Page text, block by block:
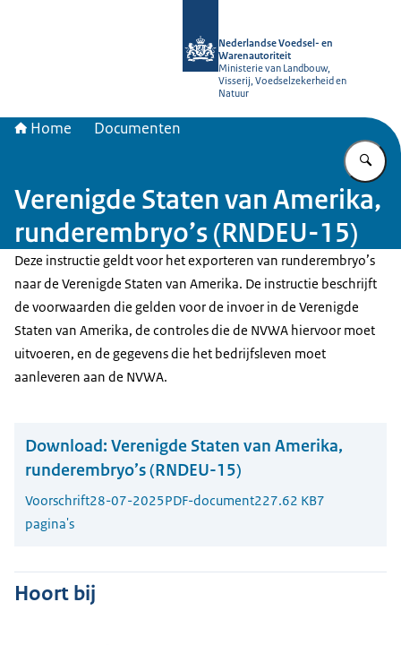
Nederlandse Voedsel- en
Warenautoriteit
Ministerie van Landbouw,
Visserij, Voedselzekerheid en
Natuur
Home Documenten
Verenigde Staten van Amerika,
runderembryo’s (RNDEU-15)
Deze instructie geldt voor het exporteren van runderembryo’s
naar de Verenigde Staten van Amerika. De instructie beschrijft
de voorwaarden die gelden voor de invoer in de Verenigde
Staten van Amerika, de controles die de NVWA hiervoor moet
uitvoeren, en de gegevens die het bedrijfsleven moet
aanleveren aan de NVWA.
Download: Verenigde Staten van Amerika,
runderembryo’s (RNDEU-15)
Voorschrift28-07-2025PDF-document227.62 KB7
pagina's
Hoort bij